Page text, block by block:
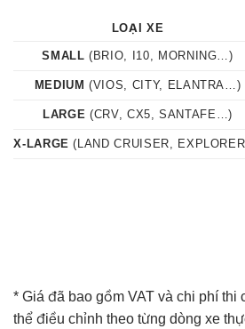
LOẠI XE
SMALL(BRIO, I10, MORNING…)
MEDIUM(VIOS, CITY, ELANTRA…)
LARGE (CRV, CX5, SANTAFE…)
X-LARGE(LAND CRUISER,
* Giá đã bao gồm VAT và chi phí thi
thể điều chỉnh theo từng dòng xe